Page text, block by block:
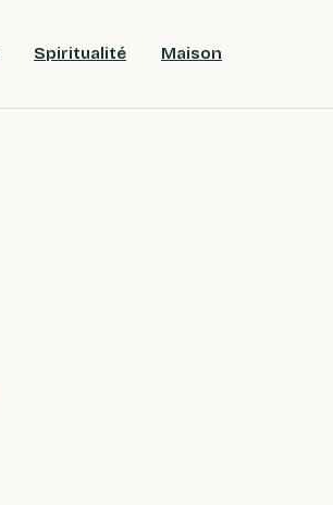
Spiritualité Maison